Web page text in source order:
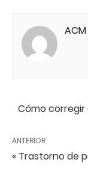
Cómo
ANTERIOR
« Trastorno de